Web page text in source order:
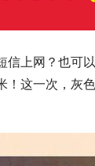
信上网？也可
！这一次，灰